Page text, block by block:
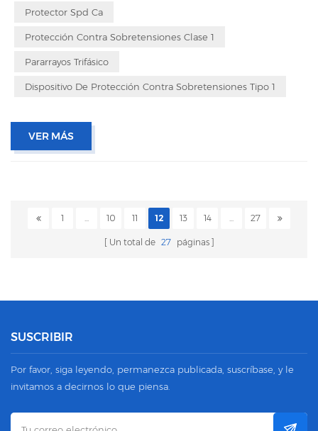
Protector Spd Ca
Protección Contra Sobretensiones Clase 1
Pararrayos Trifásico
Dispositivo De Protección Contra Sobretensiones Tipo 1
VER MÁS
1 ... 10 11 12 13 14 ... 27
Un total de 27 páginas
SUSCRIBIR
Por favor, siga leyendo, permanezca publicada, suscríbase, y le
invitamos a decirnos lo que piensa.